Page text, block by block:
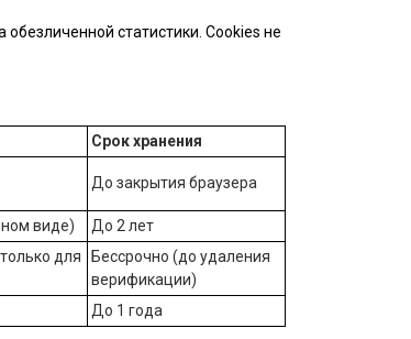
статистики. Cookies не
Срок хранения
До закрытия браузера
виде) До 2 лет
для
Бессрочно (до удаления
верификации)
До 1 года